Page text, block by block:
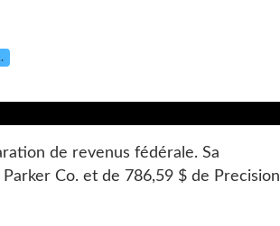
de revenus fédérale. Sa
Co. et de 786,59 $ de Precision